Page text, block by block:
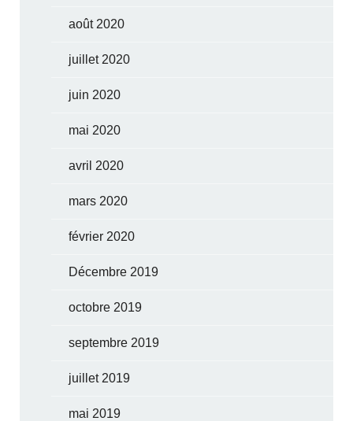
août 2020
juillet 2020
juin 2020
mai 2020
avril 2020
mars 2020
février 2020
Décembre 2019
octobre 2019
septembre 2019
juillet 2019
mai 2019